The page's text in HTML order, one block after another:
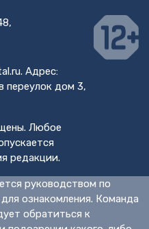
Адрес:
переулок дом 3,
Любое
редакции.
руководством по
ознакомления. Команда
обратиться к